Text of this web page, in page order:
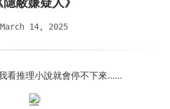
March 14, 2025
看推理小說就會停不下來……